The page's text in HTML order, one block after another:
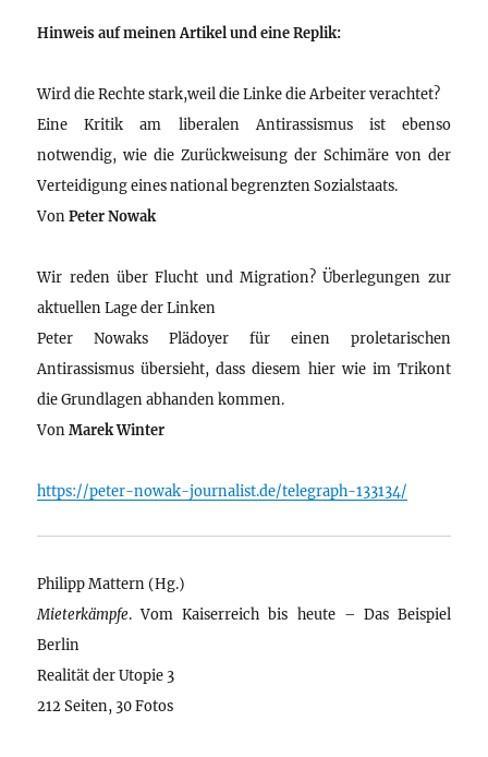
Hinweis auf meinen Artikel und eine Replik:
Wird die Rechte stark,weil die Linke die Arbeiter verachtet?
Eine Kritik am liberalen Antirassismus ist ebenso
notwendig, wie die Zurückweisung der Schimäre von der
Verteidigung eines national begrenzten Sozialstaats.
VonPeter Nowak
Wir reden über Flucht und Migration? Überlegungen zur
aktuellen Lage der Linken
Peter Nowaks Plädoyer für einen proletarischen
Antirassismus übersieht, dass diesem hier wie im Trikont
die Grundlagen abhanden kommen.
VonMarek Winter
https://peter-nowak-journalist.de/telegraph-133134/
Philipp Mattern (Hg.)
Mieterkämpfe. Vom Kaiserreich bis heute – Das Beispiel
Berlin
Realität der Utopie 3
212 Seiten, 30 Fotos